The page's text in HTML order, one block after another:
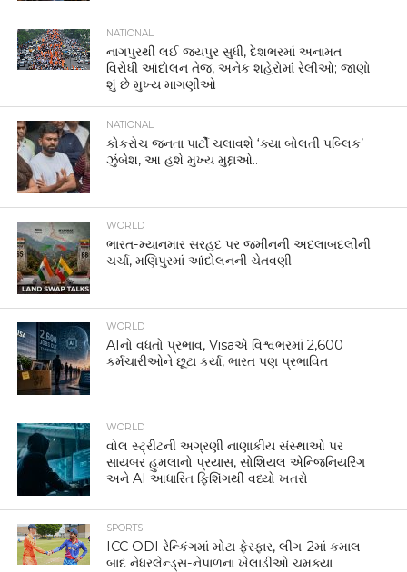
NATIONAL
નાગપુરથી લઈ જયપુર સુધી, દેશભરમાં અનામત
વિરોધી આંદોલન તેજ, અનેક શહેરોમાં રેલીઓ; જાણો
શું છે મુખ્ય માગણીઓ
NATIONAL
કોકરોચ જનતા પાર્ટી ચલાવશે ‘ક્યા બોલતી પબ્લિક’
ઝુંબેશ, આ હશે મુખ્ય મુદ્દાઓ..
WORLD
ભારત-મ્યાનમાર સરહદ પર જમીનની અદલાબદલીની
ચર્ચા, મણિપુરમાં આંદોલનની ચેતવણી
WORLD
AIનો વધતો પ્રભાવ, Visaએ વિશ્વભરમાં 2,600
કર્મચારીઓને છૂટા કર્યા, ભારત પણ પ્રભાવિત
WORLD
વોલ સ્ટ્રીટની અગ્રણી નાણાકીય સંસ્થાઓ પર
સાયબર હુમલાનો પ્રયાસ, સોશિયલ એન્જિનિયરિંગ
અને AI આધારિત ફિશિંગથી વધ્યો ખતરો
SPORTS
ICC ODI રેન્કિંગમાં મોટા ફેરફાર, લીગ-2માં કમાલ
બાદ નેધરલેન્ડ્સ-નેપાળના ખેલાડીઓ ચમક્યા